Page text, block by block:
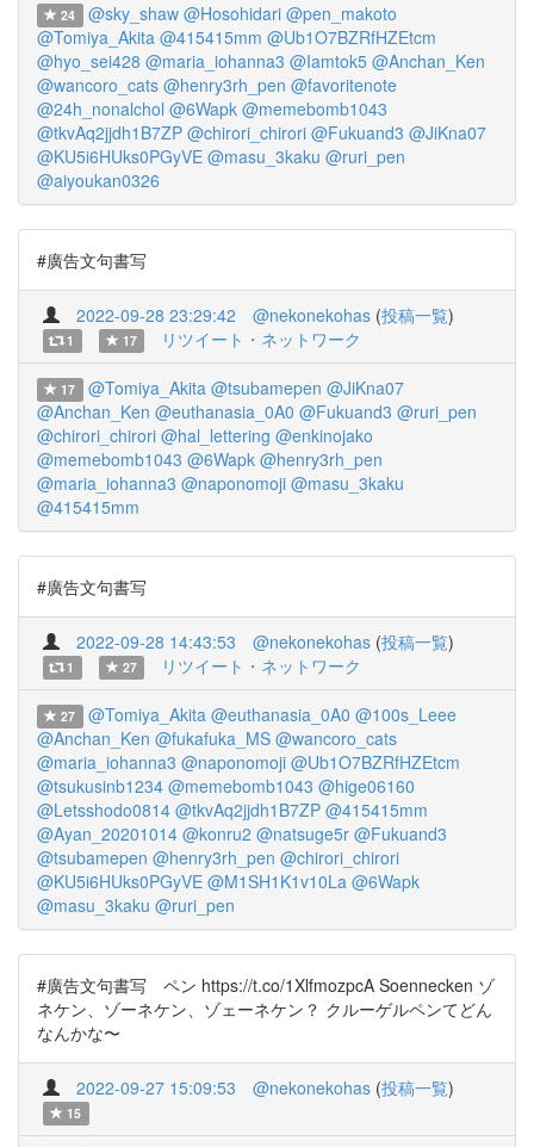
24 @sky_shaw @Hosohidari @pen_makoto
@Tomiya_Akita @415415mm @Ub1O7BZRfHZEtcm
@hyo_sei428 @maria_iohanna3 @Iamtok5 @Anchan_Ken
@wancoro_cats @henry3rh_pen @favoritenote
@24h_nonalchol @6Wapk @memebomb1043
@tkvAq2jjdh1B7ZP @chirori_chirori @Fukuand3 @JiKna07
@KU5i6HUks0PGyVE @masu_3kaku @ruri_pen
@aiyoukan0326
#廣告文句書写
2022-09-28 23:29:42 @nekonekohas (投稿一覧)
1 17 リツイート・ネットワーク
17 @Tomiya_Akita @tsubamepen @JiKna07
@Anchan_Ken @euthanasia_0A0 @Fukuand3 @ruri_pen
@chirori_chirori @hal_lettering @enkinojako
@memebomb1043 @6Wapk @henry3rh_pen
@maria_iohanna3 @naponomoji @masu_3kaku
@415415mm
#廣告文句書写
2022-09-28 14:43:53 @nekonekohas (投稿一覧)
1 27 リツイート・ネットワーク
27 @Tomiya_Akita @euthanasia_0A0 @100s_Leee
@Anchan_Ken @fukafuka_MS @wancoro_cats
@maria_iohanna3 @naponomoji @Ub1O7BZRfHZEtcm
@tsukusinb1234 @memebomb1043 @hige06160
@Letsshodo0814 @tkvAq2jjdh1B7ZP @415415mm
@Ayan_20201014 @konru2 @natsuge5r @Fukuand3
@tsubamepen @henry3rh_pen @chirori_chirori
@KU5i6HUks0PGyVE @M1SH1K1v10La @6Wapk
@masu_3kaku @ruri_pen
#廣告文句書写 ペン https://t.co/1XlfmozpcA Soennecken ゾ
ネケン、ゾーネケン、ゾェーネケン？ クルーゲルペンてどん
なんかな〜
2022-09-27 15:09:53 @nekonekohas (投稿一覧)
15